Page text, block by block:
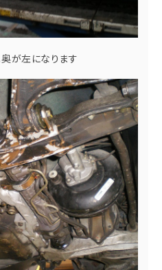
奥が左になります